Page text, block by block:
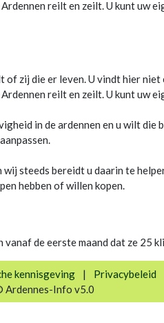
reilt en zeilt. U kunt uw
zij die er leven. U vindt hier
reilt en zeilt. U kunt uw
in de ardennen en u wilt die
steeds bereidt u daarin te
hebben of willen kopen.
de eerste maand dat ze 25
kennisgeving |
Privacybeleid
Info v5.0